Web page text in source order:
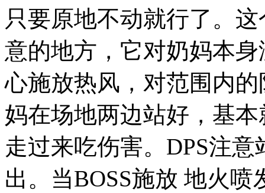
只要原地不动就行了。
意的地方，它对奶妈本
心施放热风，对范围内
妈在场地两边站好，基
走过来吃伤害。DPS注
出。当BOSS施放 地火